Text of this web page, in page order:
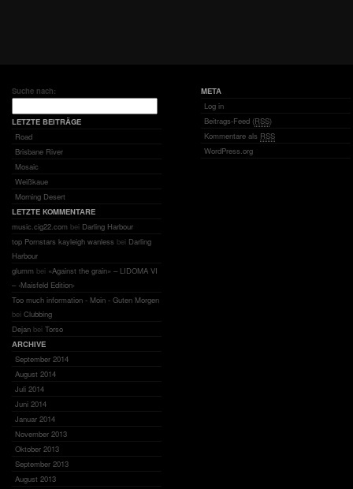
Suche nach:
LETZTE BEITRÄGE
Road
Brisbane River
Mosaic
Weißkaue
Morning Desert
LETZTE KOMMENTARE
music.cig22.com bei Darling Harbour
top Pornstars kayleigh wanless bei Darling
Harbour
glumm bei «Against the grain» – LIDOMA VI
– ‹Maisfeld Edition›
Too much information - Moin - Guten Morgen
bei Clubbing
Dejan bei Torso
ARCHIVE
September 2014
August 2014
Juli 2014
Juni 2014
Januar 2014
November 2013
Oktober 2013
September 2013
August 2013
META
Log in
Beitrags-Feed (RSS)
Kommentare als RSS
WordPress.org